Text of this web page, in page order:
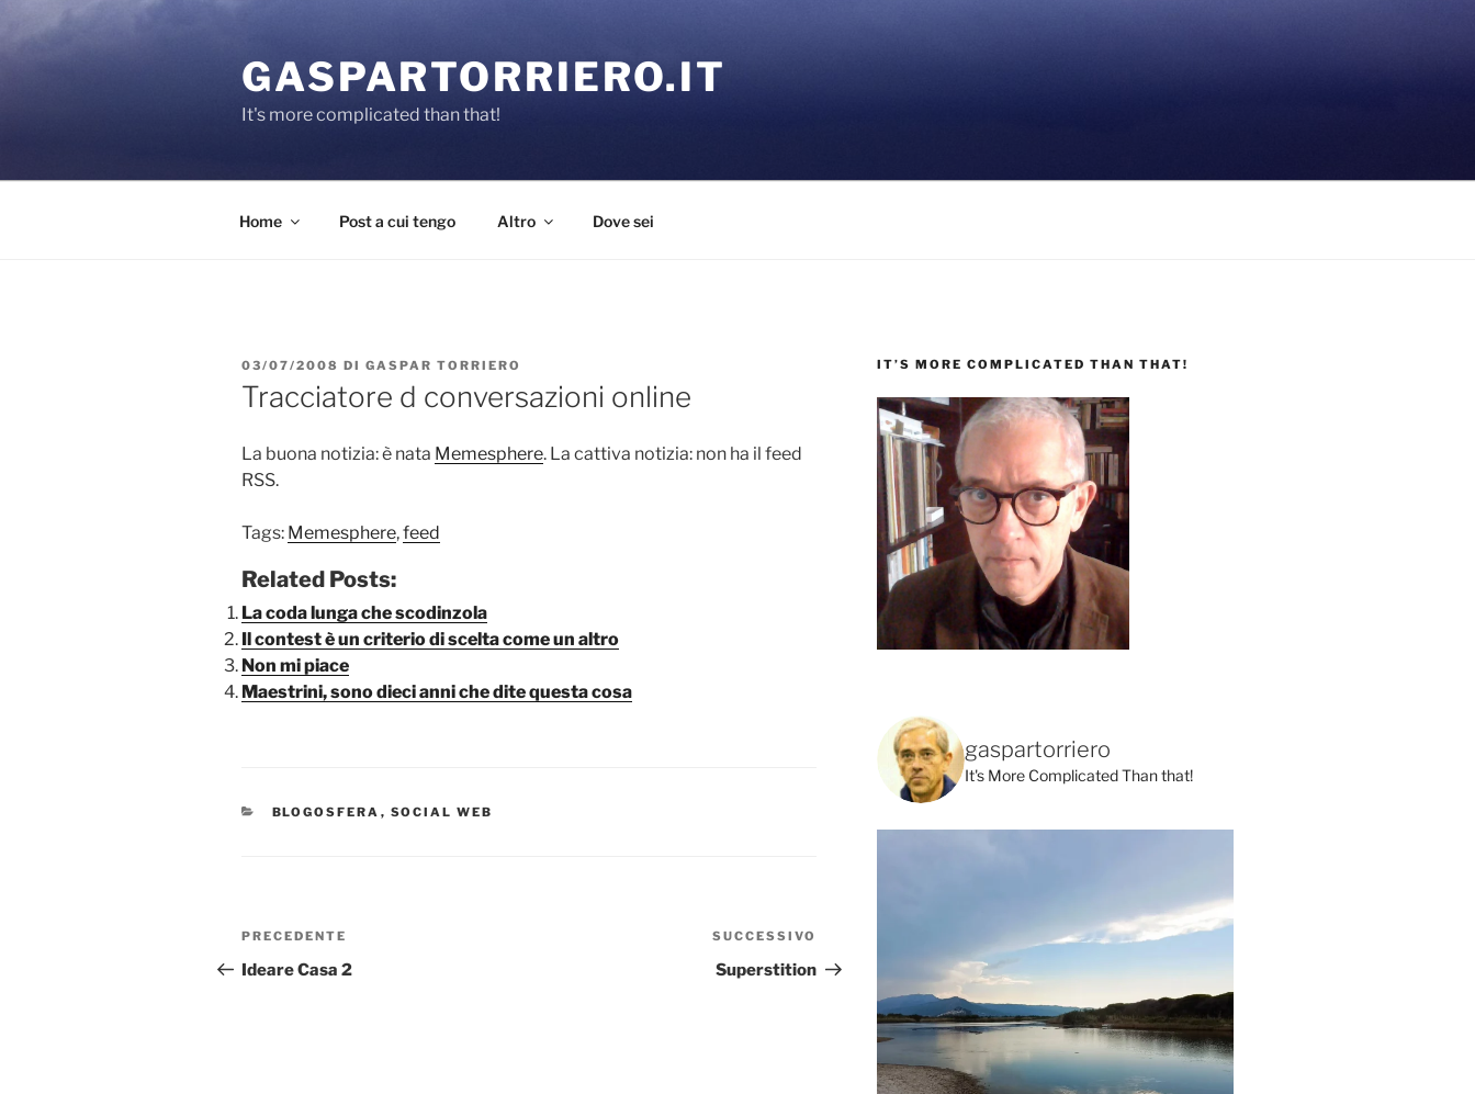
GASPARTORRIERO.IT
It's more complicated than that!
Home Post a cui tengo Altro Dove sei
PUBBLICATO
IL
03/07/2008 DI GASPAR TORRIERO
Tracciatore d conversazioni online
La buona notizia: è nata Memesphere. La cattiva notizia: non ha il feed
RSS.
Tags: Memesphere,feed
Related Posts:
La coda lunga che scodinzola
Il contest è un criterio di scelta come un altro
Non mi piace
Maestrini, sono dieci anni che dite questa cosa
CATEGORIE
BLOGOSFERA , SOCIAL WEB
Navigazione
articoli
Articolo
precedente:
PRECEDENTE
Ideare Casa 2
successivo
SUCCESSIVO
Superstition
IT’S MORE COMPLICATED THAN THAT!
gaspartorriero
It's More Complicated Than that!